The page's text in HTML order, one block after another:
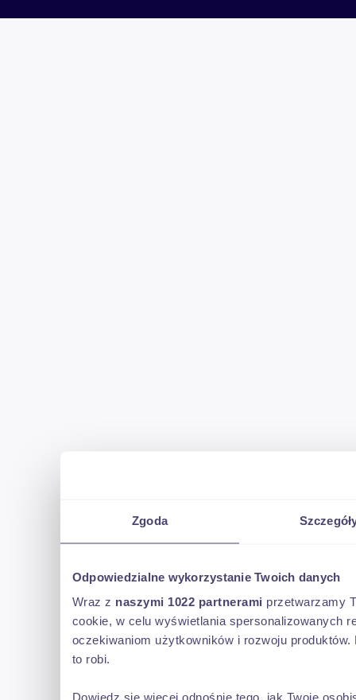
Zgoda
Odpowiedzialne wykorzystanie Twoich danych
Wraz z naszymi 1022 partnerami przetwarzamy
cookie, w celu wyświetlania spersonalizowanych
oczekiwaniom użytkowników i rozwoju
to robi.